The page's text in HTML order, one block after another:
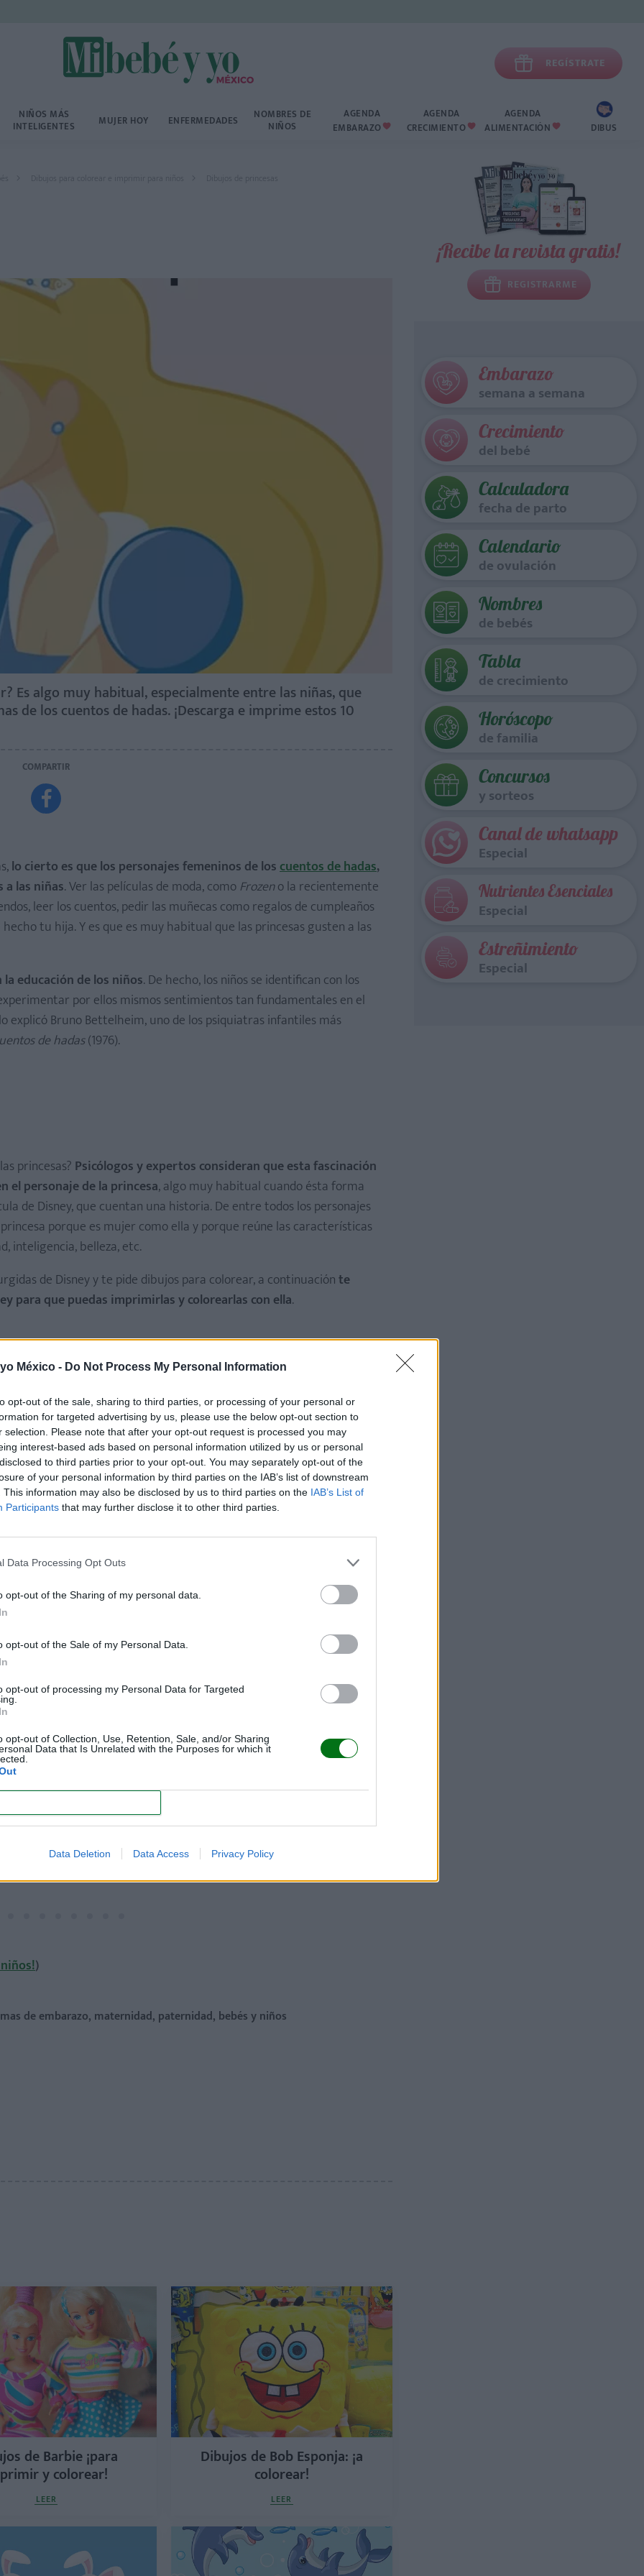
México - Do Not Process My Personal Information
opt-out of the sale, sharing to third parties, or processing of your personal or
for targeted advertising by us, please use the below opt-out section to
selection. Please note that after your opt-out request is processed you may
interest-based ads based on personal information utilized by us or personal
to third parties prior to your opt-out. You may separately opt-out of the
of your personal information by third parties on the IAB’s list of downstream
This information may also be disclosed by us to third parties on the IAB’s List of
Participants that may further disclose it to other third parties.
Data Processing Opt Outs
opt-out of the Sharing of my personal data.
opt-out of the Sale of my Personal Data.
opt-out of processing my Personal Data for Targeted
opt-out of Collection, Use, Retention, Sale, and/or Sharing
Data that Is Unrelated with the Purposes for which it
Data Deletion Data Access Privacy Policy
 REGÍSTRATE
NIÑOS MÁS
INTELIGENTES MUJER HOY ENFERMEDADES NOMBRES DE
NIÑOS
AGENDA
EMBARAZO 
AGENDA
CRECIMIENTO 
AGENDA
ALIMENTACIÓN  DIBUS
Dibujos para colorear e imprimir para niños Dibujos de princesas
Es algo muy habitual, especialmente entre las niñas, que
de los cuentos de hadas. ¡Descarga e imprime estos 10
COMPARTIR

lo cierto es que los personajes femeninos de loscuentos de hadas,
las niñas. Ver las películas de moda, como Frozeno la recientemente
leer los cuentos, pedir las muñecas como regalos de cumpleaños
tu hija. Y es que es muy habitual que las princesas gusten a las
educación de los niños. De hecho, los niños se identifican con los
por ellos mismos sentimientos tan fundamentales en el
explicó Bruno Bettelheim, uno de los psiquiatras infantiles más
de hadas(1976).
princesas? Psicólogos y expertos consideran que esta fascinación
el personaje de la princesa, algo muy habitual cuando ésta forma
de Disney, que cuentan una historia. De entre todos los personajes
porque es mujer como ella y porque reúne las características
inteligencia, belleza, etc.
de Disney y te pide dibujos para colorear, a continuaciónte
para que puedas imprimirlas y colorearlas con ella.
la plantilla para imprimir!
)
de embarazo, maternidad, paternidad, bebés y niños
de Barbie ¡para
y colorear!
LEER
Dibujos de Bob Esponja: ¡a
colorear!
LEER
¡Recibe la revista gratis!
REGISTRARME
Embarazo
semana a semana
Crecimiento
del bebé
Calculadora
fecha de parto
Calendario
de ovulación
Nombres
de bebés
Tabla
de crecimiento
Horóscopo
de familia
Concursos
y sorteos
Canal de whatsapp
Especial
Nutrientes Esenciales
Especial
Estreñimiento
Especial